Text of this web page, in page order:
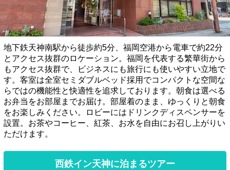
地下鉄天神南駅から徒歩約5分、福岡空港から電車で約22分
とアクセス抜群のロケーション。福岡を代表する繁華街から
もアクセス抜群で、ビジネスにも旅行にも使いやすい立地で
す。客室は全室セミダブルベッド採用でコンパクトな空間な
らではの機能性と快適性を追求しております。朝食は選べる
お弁当をお部屋までお届け。部屋着のまま、ゆっくりと朝食
をお楽しみください。ロビーにはドリンクディスペンサーを
設置。お茶やコーヒー、紅茶、お水を自由にお召し上がりい
ただけます。
西鉄イン天神に泊まるツアー